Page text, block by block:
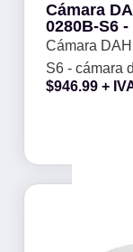
Cámara
0280B-S6
de 2.8mm,
luz blanca
Cámara
S6 - cámara
100°,
$946.99 +